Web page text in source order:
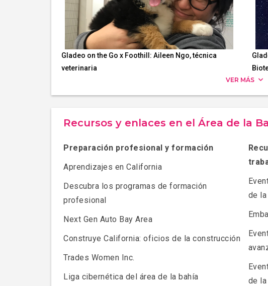
Gladeo on the Go x Foothill: Aileen Ngo, técnica
veterinaria
VER MÁS
Recursos y enlaces en el Área de la
Preparación profesional y formación
Aprendizajes en California
Descubra los programas de formación
profesional
Next Gen Auto Bay Area
Construye California: oficios de la construcción
Trades Women Inc.
Liga cibernética del área de la bahía
de la
de la